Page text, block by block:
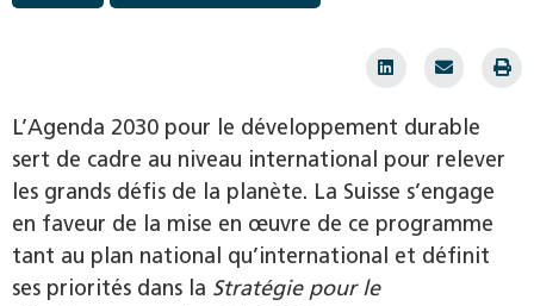
L’Agenda 2030 pour le développement durable
sert de cadre au niveau international pour ­relever
les grands défis de la planète. La Suisse s’engage
en faveur de la mise en œuvre de ce programme
tant au plan national qu’international et définit
ses priorités dans la Stratégie pour le